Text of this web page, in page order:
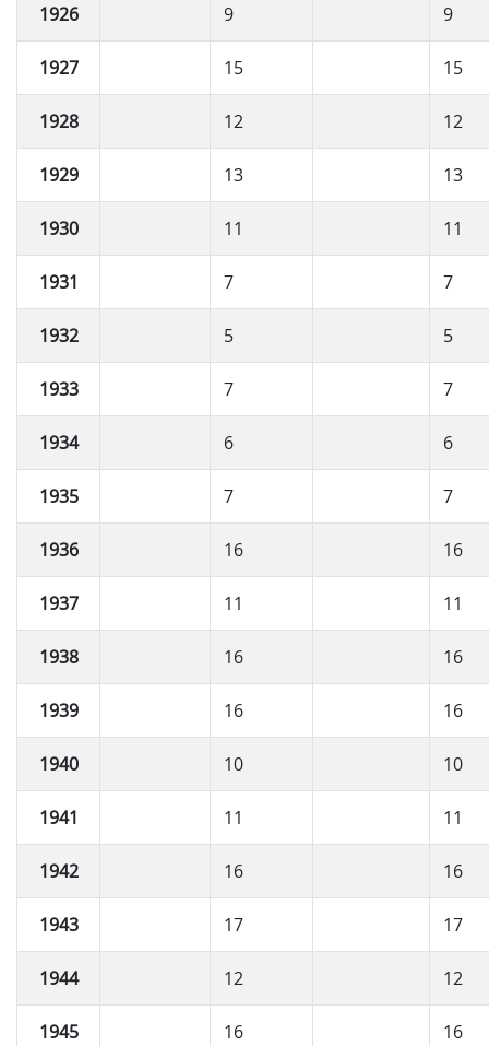
1926 9 9
1927 15 15
1928 12 12
1929 13 13
1930 11 11
1931 7 7
1932 5 5
1933 7 7
1934 6 6
1935 7 7
1936 16 16
1937 11 11
1938 16 16
1939 16 16
1940 10 10
1941 11 11
1942 16 16
1943 17 17
1944 12 12
1945 16 16